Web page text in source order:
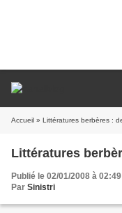
Accueil » Littératures berbères :
Littératures
Publié le 02/01/2008 à 02:49
Par Sinistri